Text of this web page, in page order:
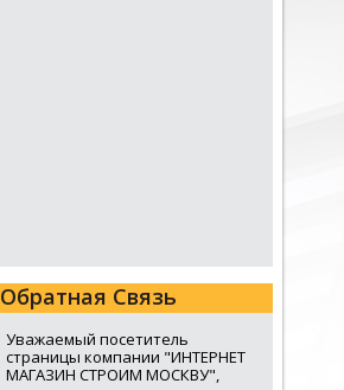
Обратная Связь
Уважаемый посетитель
страницы компании "ИНТЕРНЕТ
МАГАЗИН СТРОИМ МОСКВУ",